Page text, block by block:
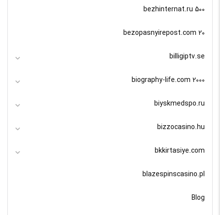
bezhinternat.ru 500
bezopasnyirepost.com 20
billigiptv.se
biography-life.com 2000
biyskmedspo.ru
bizzocasino.hu
bkkirtasiye.com
blazespinscasino.pl
Blog